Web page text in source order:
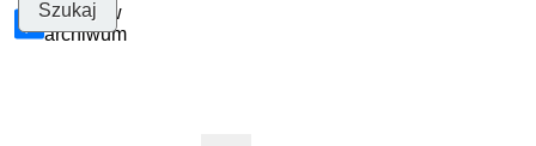
Szukaj w
archiwum